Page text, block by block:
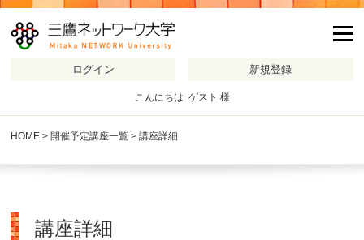
こんにちは ゲスト 様
HOME > 開催予定講座一覧 > 講座詳細
講座詳細